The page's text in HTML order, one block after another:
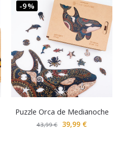
-9%
Puzzle Orca de Medianoche
43,99€ 39,99 €